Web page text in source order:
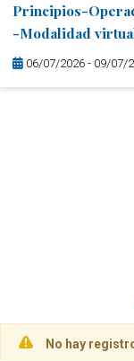
Principios-
-Modalidad
06/07/2026 - 09/07/
No hay